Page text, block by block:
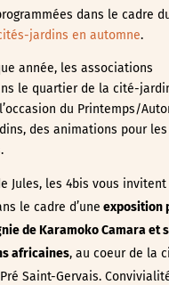
dans le cadre
jardins en automne.
année, les associations
le quartier de la cité-
du Printemps/
des animations pour
Jules, les 4bis vous invitent
le cadre d’une exposition
de Karamoko Camara et
africaines, au coeur de la
Saint-Gervais.